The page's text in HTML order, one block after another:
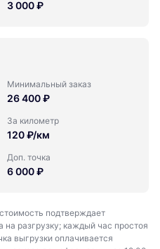
3 000 ₽
Минимальный заказ
26 400 ₽
За километр
120 ₽/км
Доп. точка
6 000 ₽
подтверждает
разгрузку; каждый час простоя
выгрузки оплачивается